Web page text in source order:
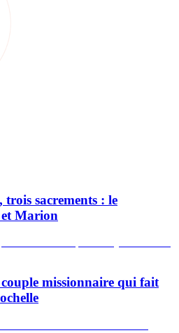
sacrements : le
et Marion
missionnaire qui fait